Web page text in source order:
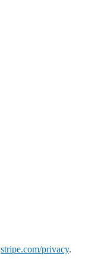
stripe.com/privacy.